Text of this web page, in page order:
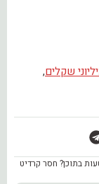
שקלים,
בתוכן? חסר קרדיט